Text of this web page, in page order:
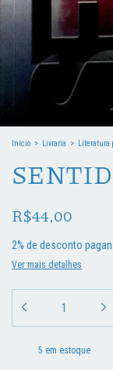
Início > Livraria >
R$44,00
2% de desconto
Ver mais detalhes
5 em estoque